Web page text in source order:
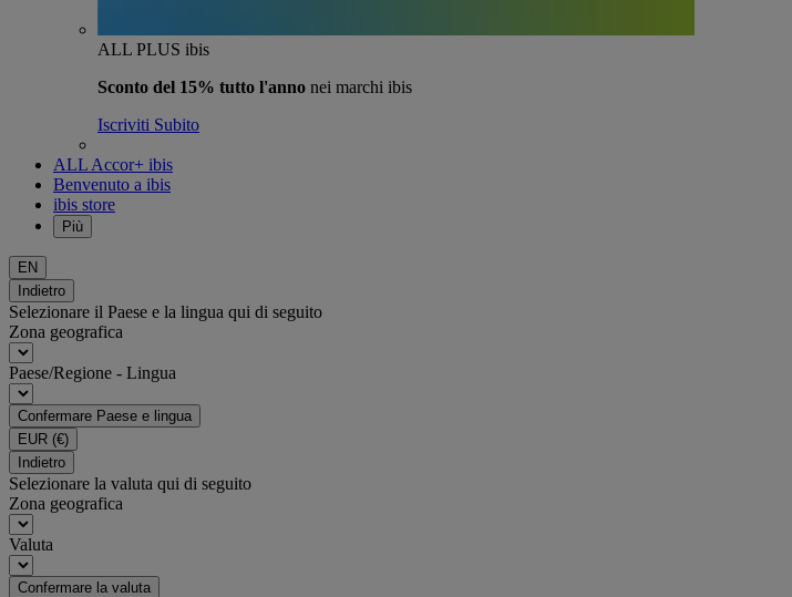
ALL PLUS ibis
Sconto del 15% tutto l'anno nei marchi ibis
Iscriviti Subito
ALL Accor+ ibis
Benvenuto a ibis
ibis store
Più
EN
Indietro
Selezionare il Paese e la lingua qui di seguito
Zona geografica
Paese/Regione - Lingua
Confermare Paese e lingua
EUR (€)
Indietro
Selezionare la valuta qui di seguito
Zona geografica
Valuta
Confermare la valuta